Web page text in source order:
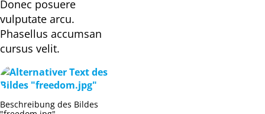
Donec posuere
vulputate arcu.
Phasellus accumsan
cursus velit.
Beschreibung des Bildes